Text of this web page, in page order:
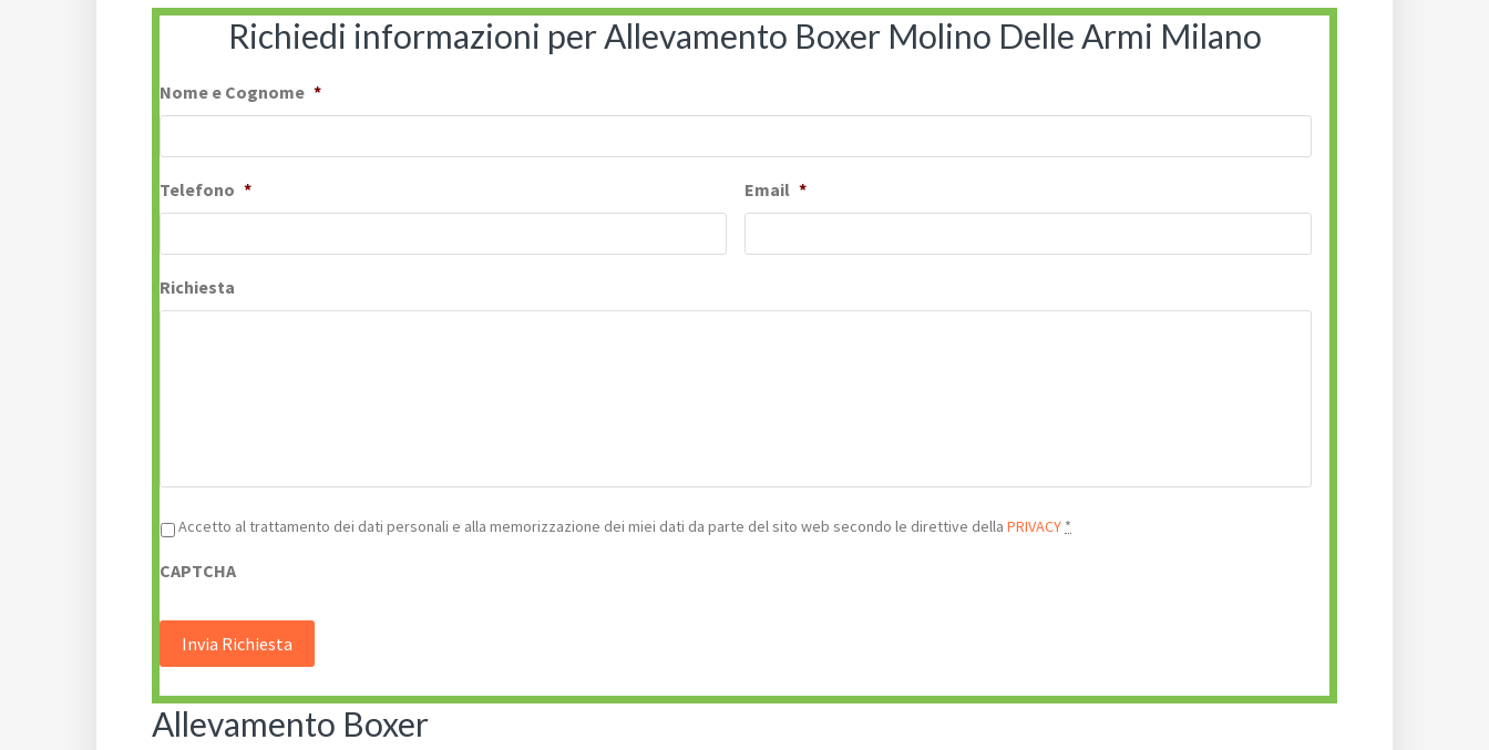
Richiedi informazioni per Allevamento Boxer Molino Delle Armi Milano
Nome e Cognome *
Telefono * Email *
Richiesta
Privacy *
Accetto al trattamento dei dati personali e alla memorizzazione dei miei dati da parte del sito web secondo le direttive della PRIVACY *
CAPTCHA
Allevamento Boxer